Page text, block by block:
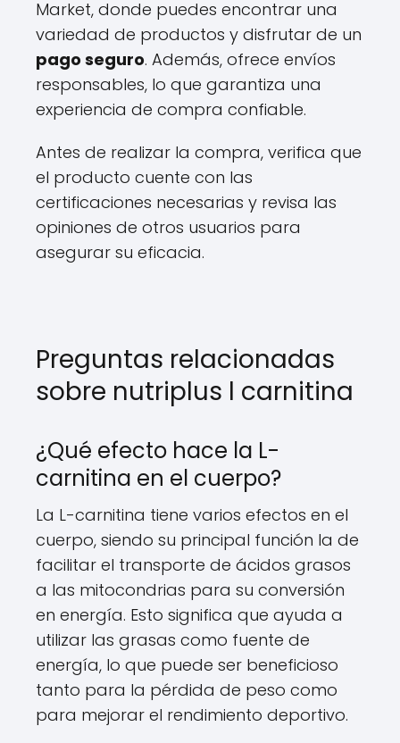
Market, donde puedes encontrar una
variedad de productos y disfrutar de un
pago seguro. Además, ofrece envíos
responsables, lo que garantiza una
experiencia de compra confiable.
Antes de realizar la compra, verifica que
el producto cuente con las
certificaciones necesarias y revisa las
opiniones de otros usuarios para
asegurar su eficacia.
Preguntas relacionadas
sobre nutriplus l carnitina
¿Qué efecto hace la L-
carnitina en el cuerpo?
La L-carnitina tiene varios efectos en el
cuerpo, siendo su principal función la de
facilitar el transporte de ácidos grasos
a las mitocondrias para su conversión
en energía. Esto significa que ayuda a
utilizar las grasas como fuente de
energía, lo que puede ser beneficioso
tanto para la pérdida de peso como
para mejorar el rendimiento deportivo.